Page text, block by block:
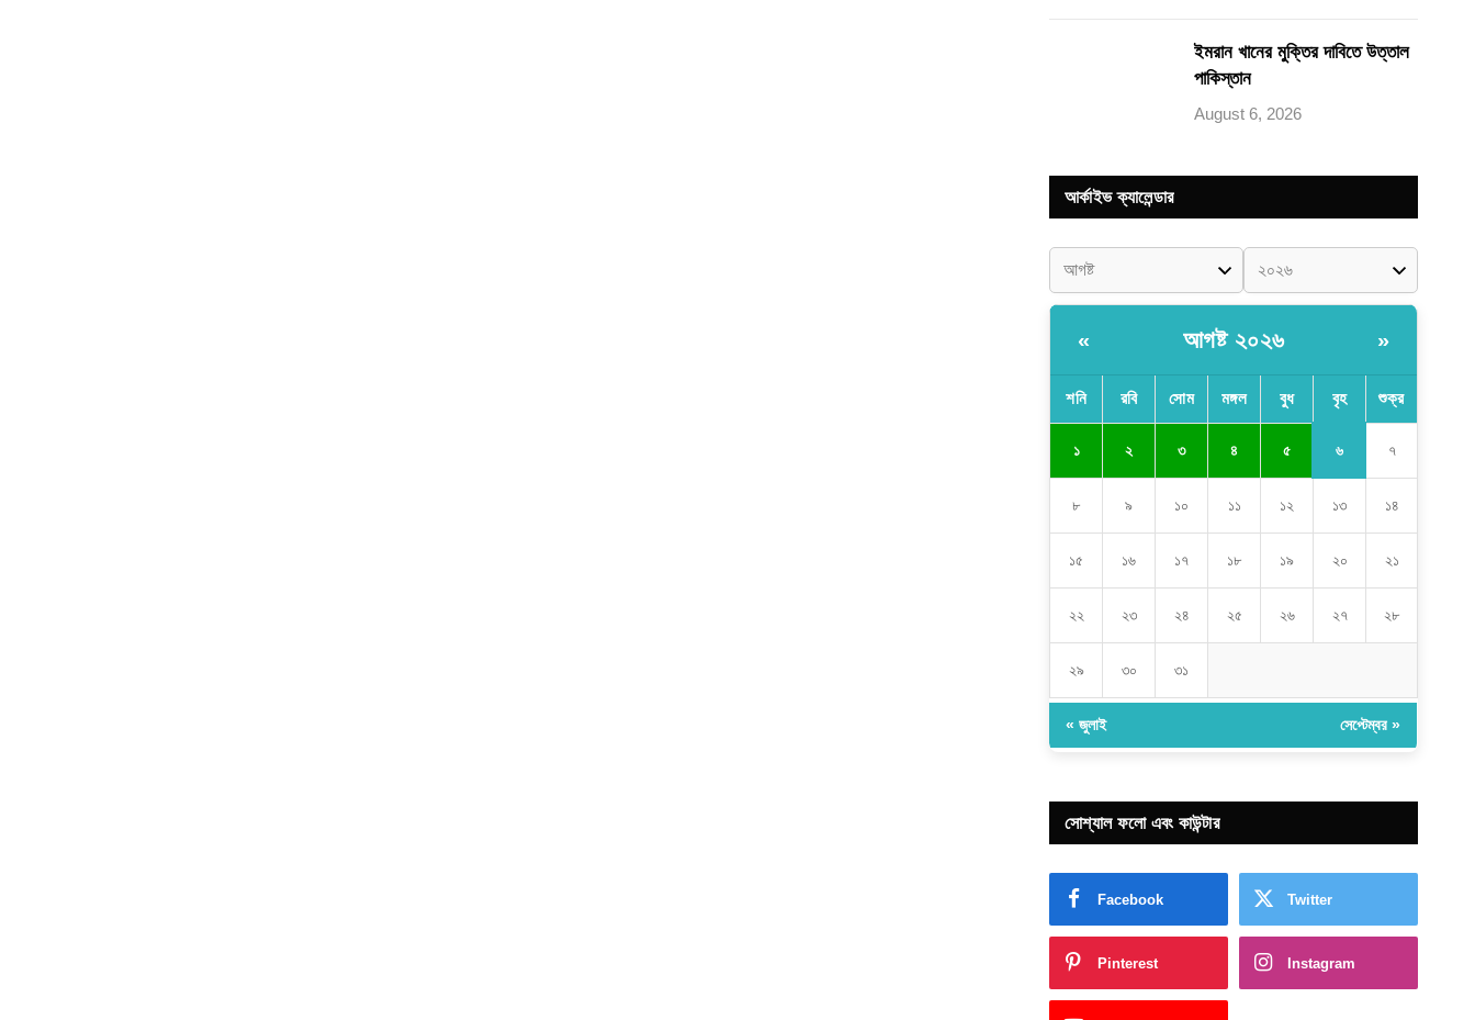
ইমরান খানের মুক্তির দাবিতে উত্তাল
পাকিস্তান
August 6, 2026
আর্কাইভ ক্যালেন্ডার
« আগষ্ট ২০২৬ »
শনি রবি সোম মঙ্গল বুধ বৃহ শুক্র
১ ২ ৩ ৪ ৫ ৬ ৭
৮ ৯ ১০ ১১ ১২ ১৩ ১৪
১৫ ১৬ ১৭ ১৮ ১৯ ২০ ২১
২২ ২৩ ২৪ ২৫ ২৬ ২৭ ২৮
২৯ ৩০ ৩১
« জুলাই সেপ্টেম্বর »
সোশ্যাল ফলো এবং কাউন্টার
Facebook Twitter
Pinterest Instagram